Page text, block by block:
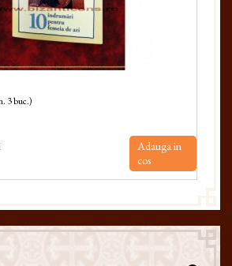
3 buc.)
Adauga in
cos